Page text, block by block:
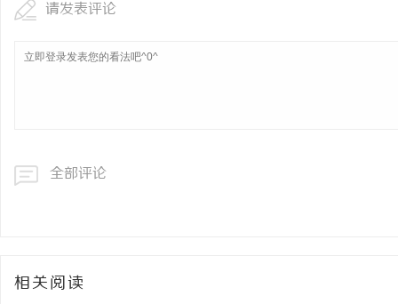
请发表评论
全部评论
相关阅读